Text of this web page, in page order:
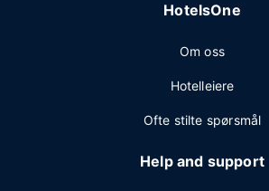
HotelsOne
Om oss
Hotelleiere
Ofte stilte spørsmål
Help and support